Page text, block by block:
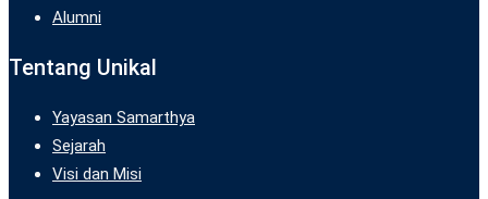
Alumni
Tentang Unikal
Yayasan Samarthya
Sejarah
Visi dan Misi